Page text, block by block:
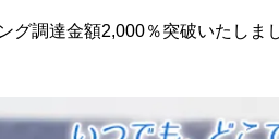
調達金額2,000％突破いたしま